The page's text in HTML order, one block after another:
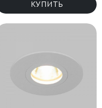
КУПИТЬ